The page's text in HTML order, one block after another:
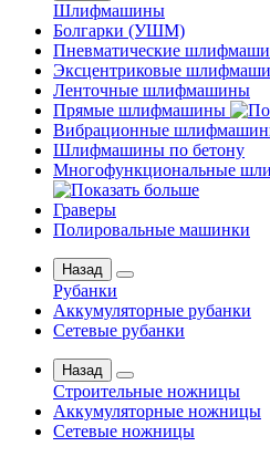
Шлифмашины
Бoлгаpки (УШM)
Пневматические
Эксцентриковые
Ленточные шлифмашины
Прямые шлифмашины
Вибрационные
Шлифмашины по бетону
Многофункциональные
Граверы
Полировальные машинки
Назад
Рубанки
Аккумуляторные рубанки
Сетевые рубанки
Назад
Строительные ножницы
Аккумуляторные ножницы
Сетевые ножницы